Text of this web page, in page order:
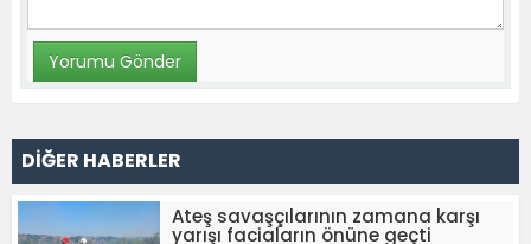
DİĞER HABERLER
Ateş savaşçılarının zamana karşı
yarışı faciaların önüne geçti